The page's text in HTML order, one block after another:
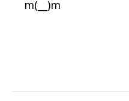
m(__)m